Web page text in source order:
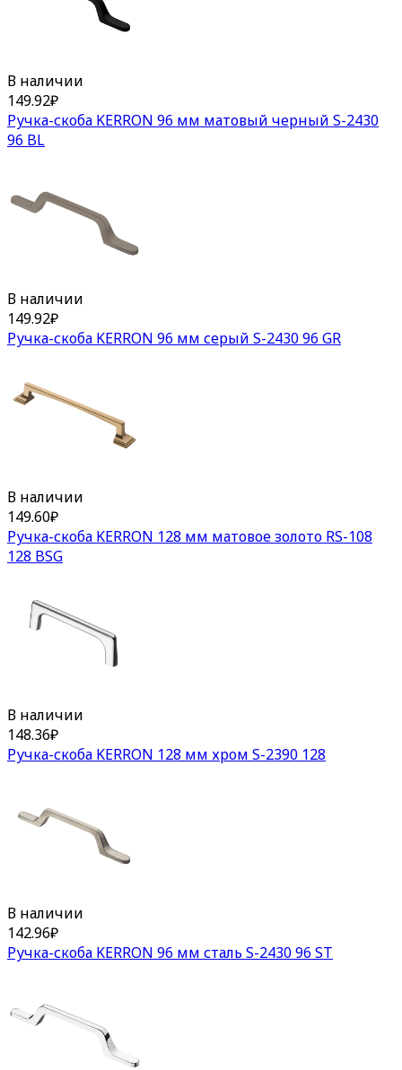
В наличии
149.92₽
Ручка-скоба KERRON 96 мм матовый черный S-2430
96 BL
В наличии
149.92₽
Ручка-скоба KERRON 96 мм серый S-2430 96 GR
В наличии
149.60₽
Ручка-скоба KERRON 128 мм матовое золото RS-108
128 BSG
В наличии
148.36₽
Ручка-скоба KERRON 128 мм хром S-2390 128
В наличии
142.96₽
Ручка-скоба KERRON 96 мм сталь S-2430 96 ST